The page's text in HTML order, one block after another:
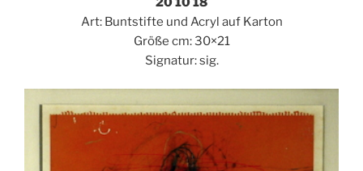
Art: Buntstifte und Acryl auf Karton
Größe cm: 30×21
Signatur: sig.